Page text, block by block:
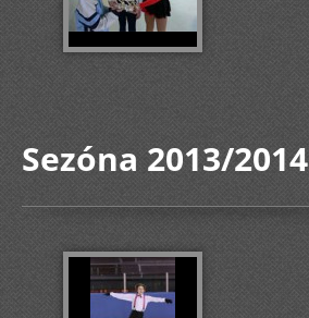
Sezóna 2013/2014